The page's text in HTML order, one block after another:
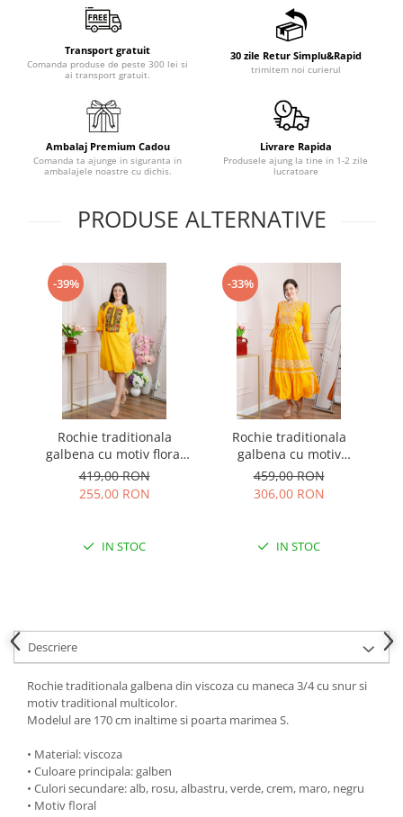
Transport gratuit
Comanda produse de peste 300 lei si
ai transport gratuit.
30 zile Retur Simplu&Rapid
trimitem noi curierul
Ambalaj Premium Cadou
Comanda ta ajunge in siguranta in
ambalajele noastre cu dichis.
Livrare Rapida
Produsele ajung la tine in 1-2 zile
lucratoare
PRODUSE ALTERNATIVE
-39%
Rochie traditionala
galbena cu motiv floral
multicolor Simona 02
419,00 RON
255,00 RON
IN STOC
-33%
Rochie traditionala
galbena cu motiv
geometric crem Virginia
03
459,00 RON
306,00 RON
IN STOC
Descriere
Rochie traditionala galbena din viscoza cu maneca 3/4 cu snur si
motiv traditional multicolor.
Modelul are 170 cm inaltime si poarta marimea S.
• Material: viscoza
• Culoare principala: galben
• Culori secundare: alb, rosu, albastru, verde, crem, maro, negru
• Motiv floral